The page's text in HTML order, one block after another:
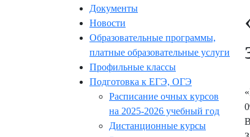
Документы
Новости
Образовательные программы,
платные образовательные услуги
Профильные классы
Подготовка к ЕГЭ, ОГЭ
Расписание очных курсов
на 2025-2026 учебный год
Дистанционные курсы